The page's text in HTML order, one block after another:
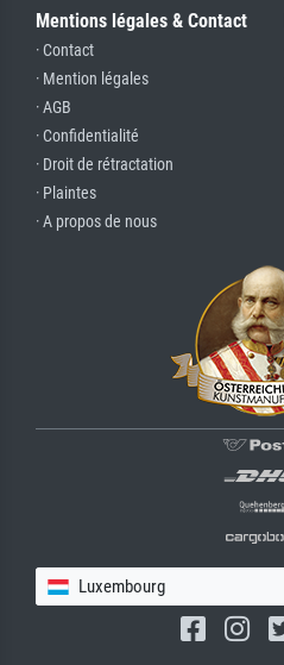
Mentions légales & Contact
· Contact
· Mention légales
· AGB
· Confidentialité
· Droit de rétractation
· Plaintes
· A propos de nous
Luxembourg